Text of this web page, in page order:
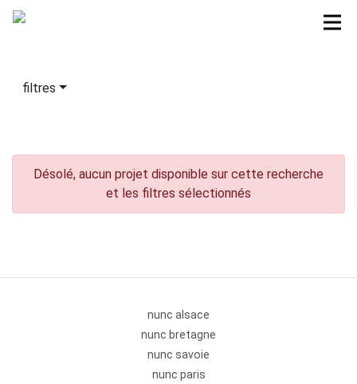
filtres
Désolé, aucun projet disponible sur cette recherche
et les filtres sélectionnés
nunc alsace
nunc bretagne
nunc savoie
nunc paris